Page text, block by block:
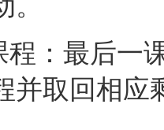
程：最后一
并取回相应